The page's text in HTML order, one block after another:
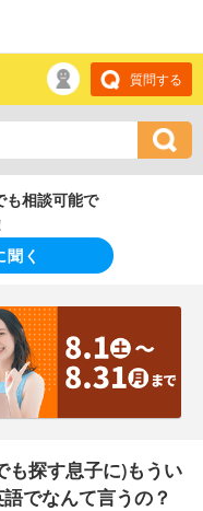
質問する
も相談可能で
聞く
も探す息子に)もうい
でなんて言うの？